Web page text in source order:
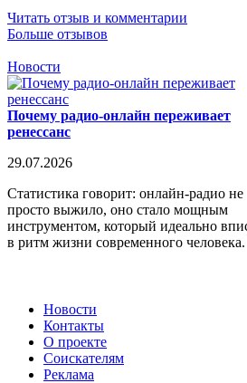
Читать отзыв и комментарии
Больше отзывов
Новости
Почему радио-онлайн переживает
ренессанс
29.07.2026
Статистика говорит: онлайн-радио не
просто выжило, оно стало мощным
инструментом, который идеально
в ритм жизни современного человека.
Новости
Контакты
О проекте
Соискателям
Реклама